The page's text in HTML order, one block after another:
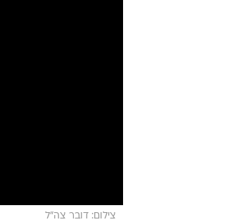
צילום: דובר צה"ל